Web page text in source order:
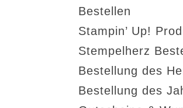
Bestellen
Stampin’ Up!
Stempelherz
Bestellung des
Bestellung des